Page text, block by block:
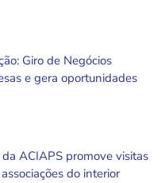
Giro de Negócios
e gera oportunidades
ACIAPS promove visitas
do interior